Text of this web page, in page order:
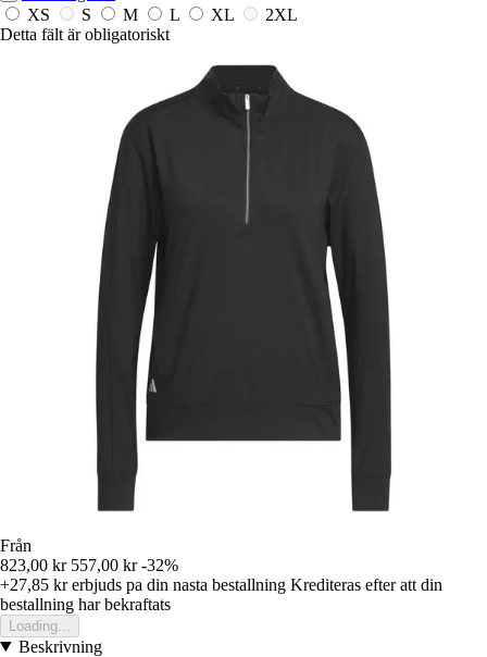
XS
S M L XL
2XL
Detta fält är obligatoriskt
Från
823,00 kr 557,00 kr -32%
+27,85 krerbjuds pa din nasta bestallning Krediteras efter att din
bestallning har bekraftats
Loading...
Beskrivning